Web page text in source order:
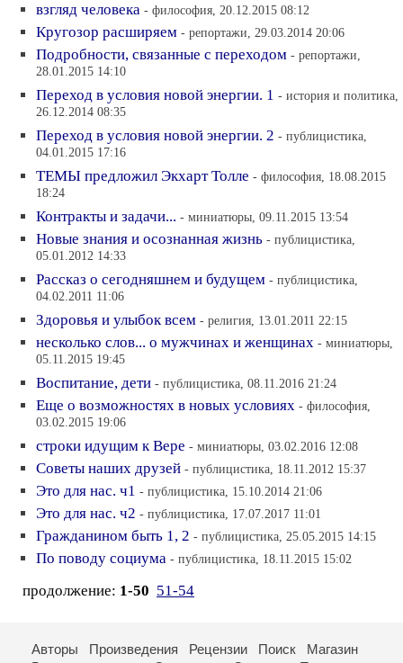
взгляд человека - философия, 20.12.2015 08:12
Кругозор расширяем - репортажи, 29.03.2014 20:06
Подробности, связанные с переходом - репортажи,
28.01.2015 14:10
Переход в условия новой энергии. 1 - история и политика,
26.12.2014 08:35
Переход в условия новой энергии. 2 - публицистика,
04.01.2015 17:16
ТЕМЫ предложил Экхарт Толле - философия, 18.08.2015
18:24
Контракты и задачи... - миниатюры, 09.11.2015 13:54
Новые знания и осознанная жизнь - публицистика,
05.01.2012 14:33
Рассказ о сегодняшнем и будущем - публицистика,
04.02.2011 11:06
Здоровья и улыбок всем - религия, 13.01.2011 22:15
несколько слов... о мужчинах и женщинах - миниатюры,
05.11.2015 19:45
Воспитание, дети - публицистика, 08.11.2016 21:24
Еще о возможностях в новых условиях - философия,
03.02.2015 19:06
строки идущим к Вере - миниатюры, 03.02.2016 12:08
Советы наших друзей - публицистика, 18.11.2012 15:37
Это для нас. ч1 - публицистика, 15.10.2014 21:06
Это для нас. ч2 - публицистика, 17.07.2017 11:01
Гражданином быть 1, 2 - публицистика, 25.05.2015 14:15
По поводу социума - публицистика, 18.11.2015 15:02
продолжение: 1-50 51-54
Авторы Произведения Рецензии Поиск
Магазин